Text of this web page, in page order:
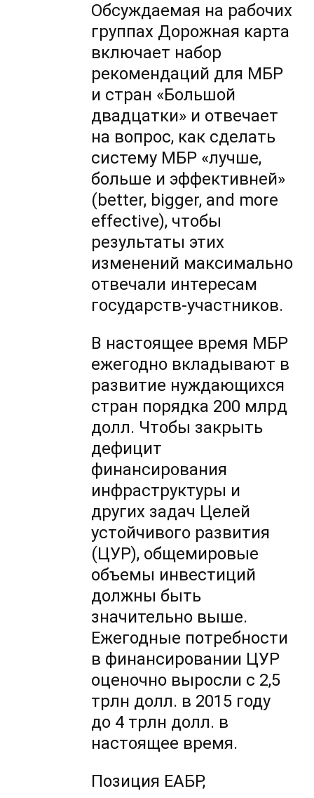
Обсуждаемая на рабочих
группах Дорожная карта
включает набор
рекомендаций для МБР
и стран «Большой
двадцатки» и отвечает
на вопрос, как сделать
систему МБР «лучше,
больше и эффективней»
(better, bigger, and more
effective), чтобы
результаты этих
изменений максимально
отвечали интересам
государств-участников.
В настоящее время МБР
ежегодно вкладывают в
развитие нуждающихся
стран порядка 200 млрд
долл. Чтобы закрыть
дефицит
финансирования
инфраструктуры и
других задач Целей
устойчивого развития
(ЦУР), общемировые
объемы инвестиций
должны быть
значительно выше.
Ежегодные потребности
в финансировании ЦУР
оценочно выросли с 2,5
трлн долл. в 2015 году
до 4 трлн долл. в
настоящее время.
Позиция ЕАБР,